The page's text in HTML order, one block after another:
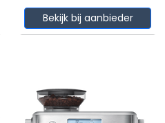
Bekijk bij aanbieder